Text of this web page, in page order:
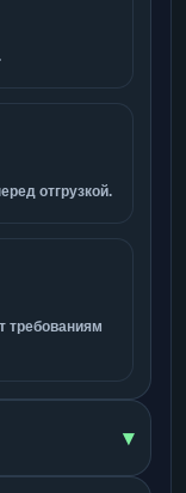
отгрузкой.
требованиям
▾